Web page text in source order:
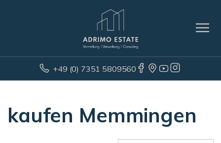
+49 (0) 7351 5809560
kaufen Memmingen